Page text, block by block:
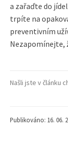
a zařaďte do
trpíte na
preventivním
Nezapomínejte,
Našli jste v článku
Publikováno: 16. 06.